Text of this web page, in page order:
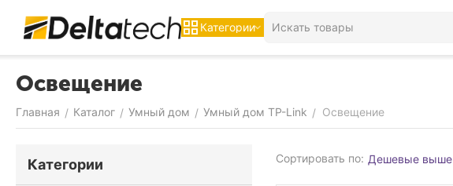
Категории
Освещение
Главная / Каталог / Умный дом / Умный дом TP-Link / Освещение
Сортировать по: Дешевые выше
Категории